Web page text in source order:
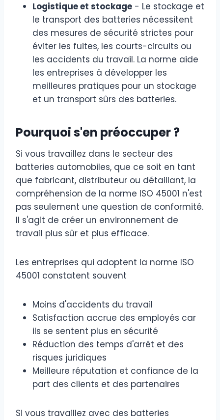
Logistique et stockage - Le stockage et
le transport des batteries nécessitent
des mesures de sécurité strictes pour
éviter les fuites, les courts-circuits ou
les accidents du travail. La norme aide
les entreprises à développer les
meilleures pratiques pour un stockage
et un transport sûrs des batteries.
Pourquoi s'en préoccuper ?
Si vous travaillez dans le secteur des
batteries automobiles, que ce soit en tant
que fabricant, distributeur ou détaillant, la
compréhension de la norme ISO 45001 n'est
pas seulement une question de conformité.
Il s'agit de créer un environnement de
travail plus sûr et plus efficace.
Les entreprises qui adoptent la norme ISO
45001 constatent souvent
Moins d'accidents du travail
Satisfaction accrue des employés car
ils se sentent plus en sécurité
Réduction des temps d'arrêt et des
risques juridiques
Meilleure réputation et confiance de la
part des clients et des partenaires
Si vous travaillez avec des batteries